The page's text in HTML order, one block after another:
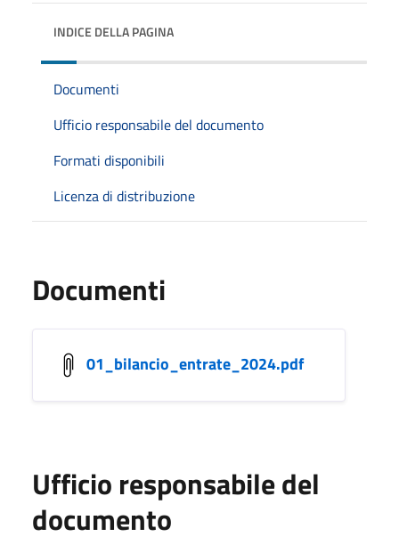
INDICE DELLA PAGINA
Documenti
Ufficio responsabile del documento
Formati disponibili
Licenza di distribuzione
Documenti
01_bilancio_entrate_2024.pdf
Ufficio responsabile del
documento